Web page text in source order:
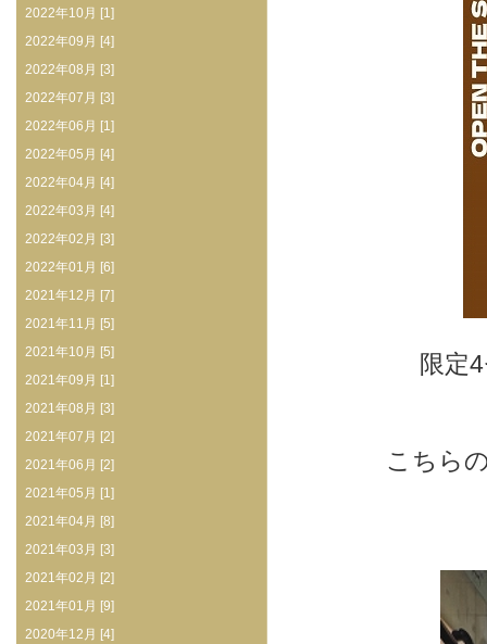
限定
こちら
2022年10月 [1]
2022年09月 [4]
2022年08月 [3]
2022年07月 [3]
2022年06月 [1]
2022年05月 [4]
2022年04月 [4]
2022年03月 [4]
2022年02月 [3]
2022年01月 [6]
2021年12月 [7]
2021年11月 [5]
2021年10月 [5]
2021年09月 [1]
2021年08月 [3]
2021年07月 [2]
2021年06月 [2]
2021年05月 [1]
2021年04月 [8]
2021年03月 [3]
2021年02月 [2]
2021年01月 [9]
2020年12月 [4]